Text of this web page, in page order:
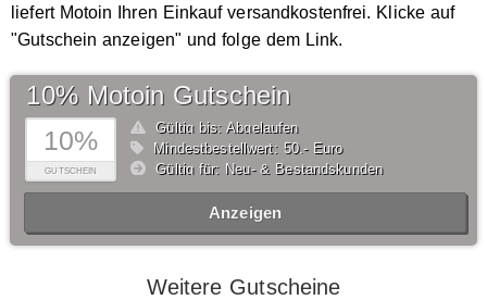
liefert Motoin Ihren Einkauf versandkostenfrei. Klicke auf
"Gutschein anzeigen" und folge dem Link.
10%
GUTSCHEIN
10% Motoin Gutschein
Gültig bis: Abgelaufen
Mindestbestellwert: 50,- Euro
Gültig für: Neu- & Bestandskunden
Anzeigen
Weitere Gutscheine